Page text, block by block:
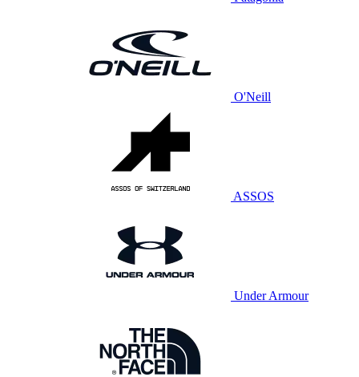
O'Neill
ASSOS
Under Armour